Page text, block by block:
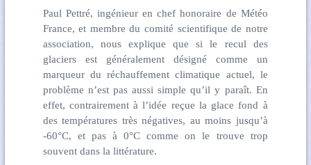
Paul Pettré, ingénieur en chef honoraire de Météo
France, et membre du comité scientifique de notre
association, nous explique que si le recul des
glaciers est généralement désigné comme un
marqueur du réchauffement climatique actuel, le
problème n’est pas aussi simple qu’il y paraît. En
effet, contrairement à l’idée reçue la glace fond à
des températures très négatives, au moins jusqu’à
-60°C, et pas à 0°C comme on le trouve trop
souvent dans la littérature.